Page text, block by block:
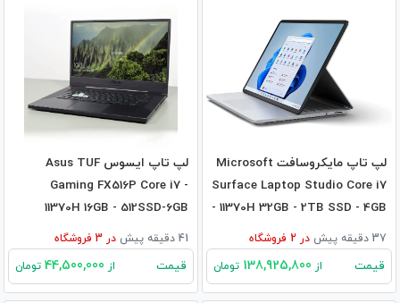
لپ تاپ مایکروسافت Microsoft
Surface Laptop Studio Core i7
- 11370H 32GB - 2TB SSD - 4GB
RTX3050Ti
37 دقیقه پیش در فروشگاه
قیمت از تومان
لپ تاپ ایسوس Asus TUF
Gaming FX516P Core i7 -
11370H 16GB - 512SSD-6GB
RTX3060
41 دقیقه پیش در فروشگاه
قیمت از تومان